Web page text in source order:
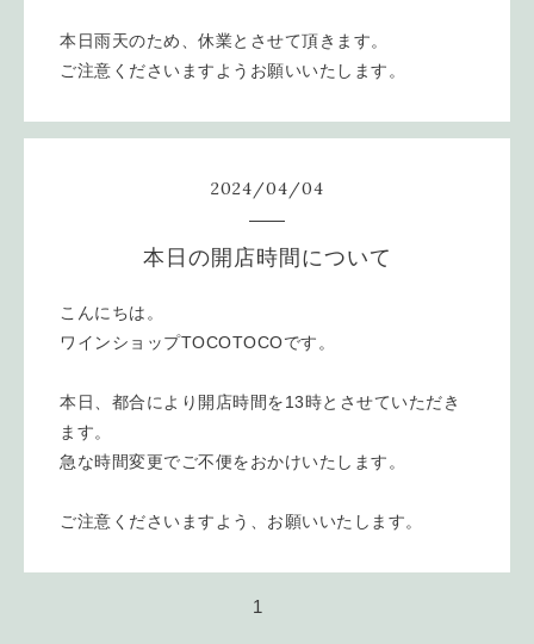
本日雨天のため、休業とさせて頂きます。
ご注意くださいますようお願いいたします。
2024/04/04
本日の開店時間について
こんにちは。
ワインショップTOCOTOCOです。
本日、都合により開店時間を13時とさせていただき
ます。
急な時間変更でご不便をおかけいたします。
ご注意くださいますよう、お願いいたします。
1